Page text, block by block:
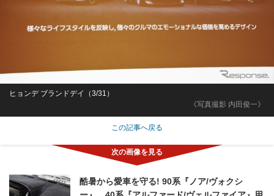
《写真撮影 内田俊一》
ヒョンデ ブランドデイ（3/31）
この記事へ戻る
酷暑から愛車を守る! 90系『ノア/ヴォクシ